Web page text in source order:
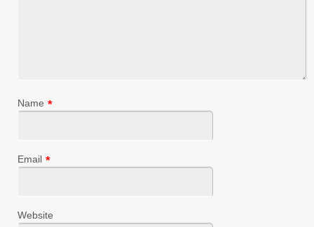
Name *
Email *
Website